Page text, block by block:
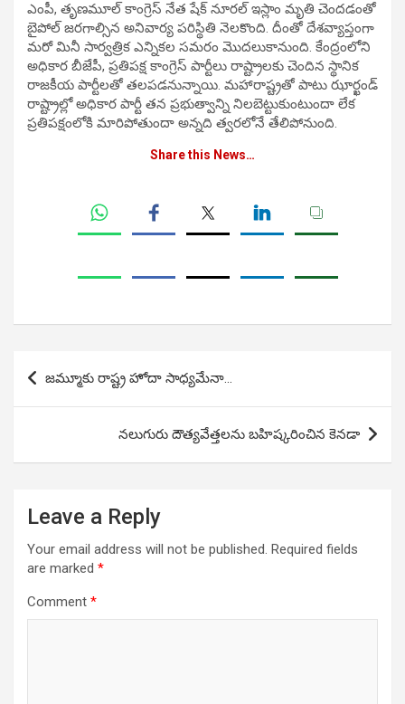
ఎంపీ, తృణమూల్‌ కాంగ్రెస్‌ నేత షేక్‌ నూరల్‌ ఇస్లాం మృతి చెందడంతో
బైపోల్ జరగాల్సిన అనివార్య పరిస్థితి నెలకొంది. దీంతో దేశవ్యాప్తంగా
మరో మినీ సార్వత్రిక ఎన్నికల సమరం మొదలుకానుంది. కేంద్రంలోని
అధికార బీజేపీ, ప్రతిపక్ష కాంగ్రెస్ పార్టీలు రాష్ట్రాలకు చెందిన స్థానిక
రాజకీయ పార్టీలతో తలపడనున్నాయి. మహారాష్ట్రతో పాటు ఝార్ఖండ్
రాష్ట్రాల్లో అధికార పార్టీ తన ప్రభుత్వాన్ని నిలబెట్టుకుంటుందా లేక
ప్రతిపక్షంలోకి మారిపోతుందా అన్నది త్వరలోనే తేలిపోనుంది.
Share this News…
Post
navigation
జమ్మూకు రాష్ట్ర హోదా సాధ్యమేనా…
నలుగురు దౌత్యవేత్తలను బహిష్కరించిన కెనడా
Leave a Reply
Your email address will not be published. Required fields
are marked *
Comment *